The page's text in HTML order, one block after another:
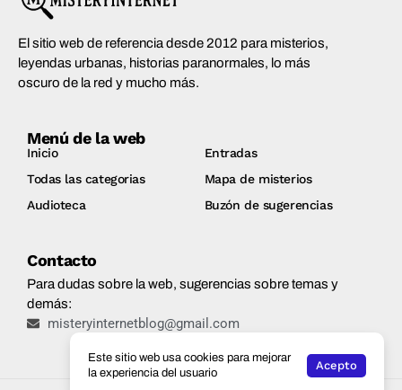
El sitio web de referencia desde 2012 para misterios,
leyendas urbanas, historias paranormales, lo más
oscuro de la red y mucho más.
Menú de la web
Inicio
Entradas
Todas las categorias
Mapa de misterios
Audioteca
Buzón de sugerencias
Contacto
Para dudas sobre la web, sugerencias sobre temas y
demás:
misteryinternetblog@gmail.com
Este sitio web usa cookies para mejorar
la experiencia del usuario
Acepto